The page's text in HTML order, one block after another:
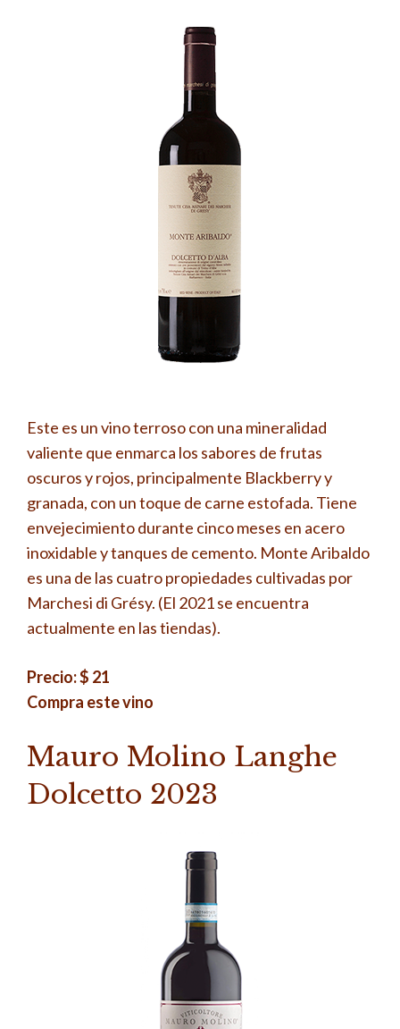
Este es un vino terroso con una mineralidad
valiente que enmarca los sabores de frutas
oscuros y rojos, principalmente Blackberry y
granada, con un toque de carne estofada. Tiene
envejecimiento durante cinco meses en acero
inoxidable y tanques de cemento. Monte Aribaldo
es una de las cuatro propiedades cultivadas por
Marchesi di Grésy. (El 2021 se encuentra
actualmente en las tiendas).
Precio: $ 21
Compra este vino
Mauro Molino Langhe
Dolcetto 2023